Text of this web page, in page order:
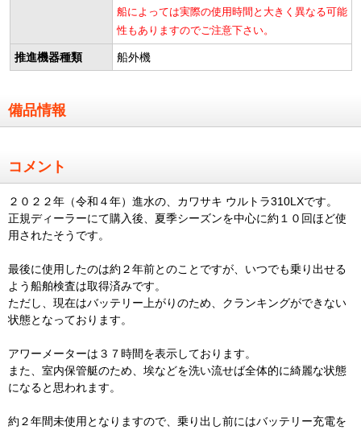
船によっては実際の使用時間と大きく異なる可能
性もありますのでご注意下さい。
推進機器種類 船外機
備品情報
コメント
２０２２年（令和４年）進水の、カワサキ ウルトラ310LXです。
正規ディーラーにて購入後、夏季シーズンを中心に約１０回ほど使
用されたそうです。
最後に使用したのは約２年前とのことですが、いつでも乗り出せる
よう船舶検査は取得済みです。
ただし、現在はバッテリー上がりのため、クランキングができない
状態となっております。
アワーメーターは３７時間を表示しております。
また、室内保管艇のため、埃などを洗い流せば全体的に綺麗な状態
になると思われます。
約２年間未使用となりますので、乗り出し前にはバッテリー充電を